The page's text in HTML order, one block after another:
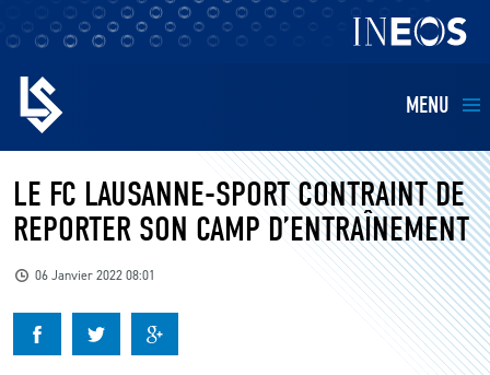
MENU
EQUIPES
BILLETTERIE
KIDS
LE FC LAUSANNE-SPORT CONTRAINT DE
REPORTER SON CAMP D’ENTRAÎNEMENT
06 Janvier 2022 08:01